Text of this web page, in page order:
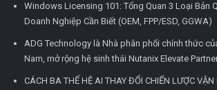
Windows Licensing 101: Tổng Quan 3 Loại Bản
Doanh Nghiệp Cần Biết (OEM, FPP/ESD, GGWA)
ADG Technology là Nhà phân phối chính thức
Nam, mở rộng hệ sinh thái Nutanix Elevate
CÁCH BA THẾ HỆ AI THAY ĐỔI CHIẾN LƯỢC